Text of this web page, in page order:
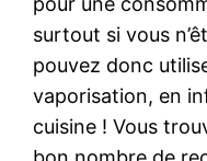
surtout si vous
pouvez donc
vaporisation, en
cuisine ! Vous